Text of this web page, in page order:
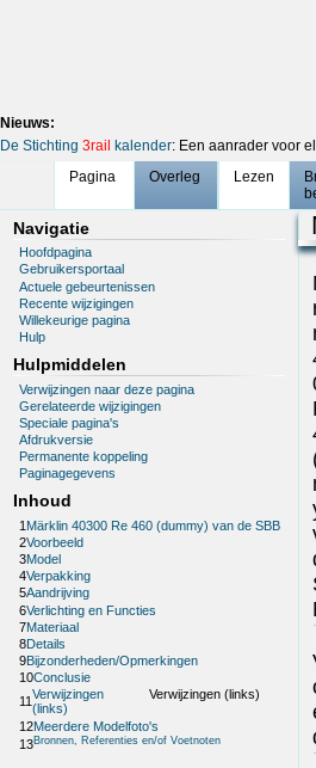
Nieuws:
De Stichting 3rail kalender: Een aanrader voor
Pagina
Overleg Lezen
Navigatie
Hoofdpagina
Gebruikersportaal
Actuele gebeurtenissen
Recente wijzigingen
Willekeurige pagina
Hulp
Hulpmiddelen
Verwijzingen naar deze pagina
Gerelateerde wijzigingen
Speciale pagina's
Afdrukversie
Permanente koppeling
Paginagegevens
Inhoud
1 Märklin 40300 Re 460 (dummy) van de SBB
2Voorbeeld
3Model
4Verpakking
5Aandrijving
6Verlichting en Functies
7Materiaal
8Details
9Bijzonderheden/Opmerkingen
10Conclusie
11Verwijzingen
(links)
Verwijzingen (links)
12Meerdere Modelfoto's
13Bronnen, Referenties en/of Voetnoten